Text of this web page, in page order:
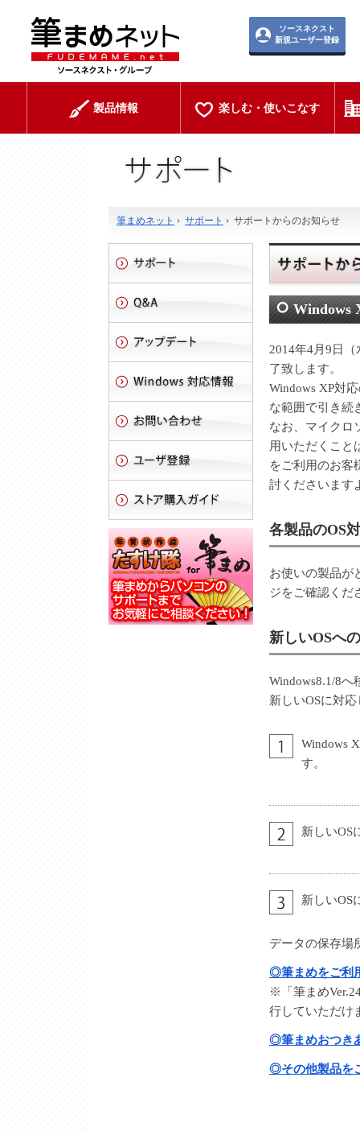
ソースネクスト
新規ユーザー登録
製品情報 楽しむ・使いこなす
筆まめネット › サポート › サポートからのお知らせ
Windows
2014年4月9日
了致します。
Windows XP対
な範囲で引き続
なお、マイクロ
用いただくこと
をご利用のお客
討くださいます
各製品のOS
お使いの製品が
ジをご確認くだ
新しいOSへ
Windows8.1/8へ
新しいOSに対
Windows
す。
新しいOS
新しいOS
データの保存場
◎筆まめをご利
※「筆まめ
行していただけ
◎筆まめおつき
◎その他製品を